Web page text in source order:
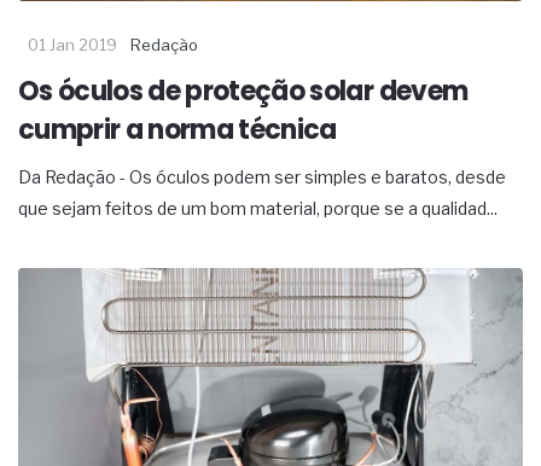
01 Jan 2019 Redação
Os óculos de proteção solar devem
cumprir a norma técnica
Da Redação - Os óculos podem ser simples e baratos, desde
que sejam feitos de um bom material, porque se a qualidad...